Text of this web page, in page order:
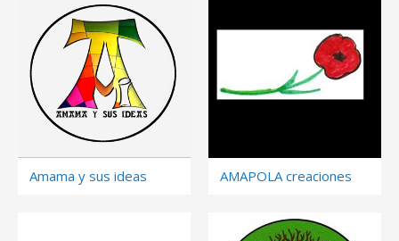
Amama y sus ideas AMAPOLA creaciones